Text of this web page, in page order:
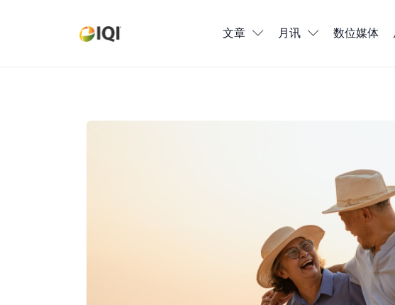
文章 月讯 数位媒体